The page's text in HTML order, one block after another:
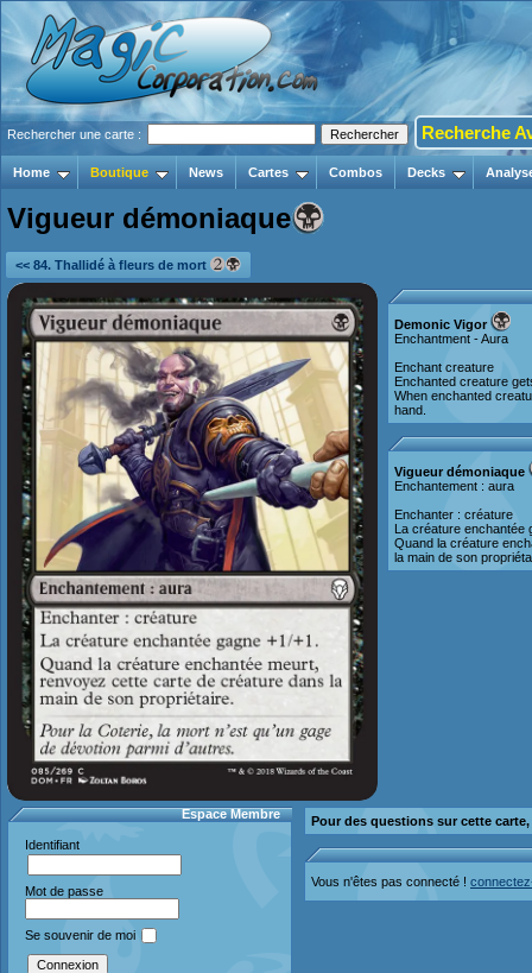
Rechercher une carte : Recherche
Home Boutique News Cartes Combos Decks
Vigueur démoniaque
<< 84. Thallidé à fleurs de mort
Demonic Vigor
Enchantment - Aura
Enchant creature
Enchanted creature
When enchanted
hand.
Vigueur démoniaque
Enchantement : aura
Enchanter : créature
La créature enchantée
Quand la créature
la main de son
Espace Membre
Identifiant
Mot de passe
Se souvenir de moi
Pour des questions sur cette
Vous n'êtes pas connecté !